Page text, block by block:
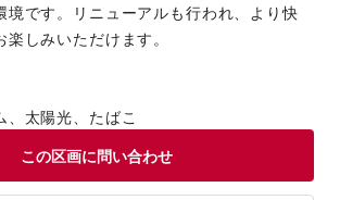
境です。リニューアルも行われ、より快
しみいただけます。
、太陽光、たばこ
この区画に問い合わせ